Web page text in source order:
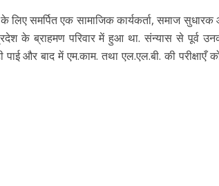
लिए समर्पित एक सामाजिक कार्यकर्ता, समाज
के ब्राहमण परिवार में हुआ था. संन्यास से पूर्व
पाई और बाद में एम.काम. तथा एल.एल.बी. की परीक्षाएँ